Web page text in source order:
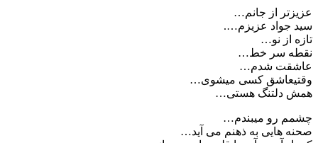
عزیزتر از جانم…
سید جواد عزیزم….
تازه از نو…
نقطه سر خط…
عاشقت شدم…
وقتیعاشق کسی میشوی…
همش دلتنگ هستی…
چشمم رو میبندم…
صحنه هایی به ذهنم می آید…